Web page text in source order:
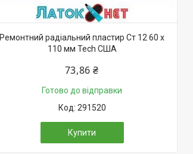
Ремонтний радіальний пластир Ст 12 60 х
110 мм Tech США
73,86 ₴
Готово до відправки
291520
Купити